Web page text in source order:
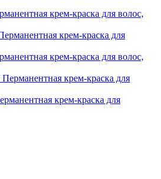
крем-краска для волос,
крем-краска для волос,
крем-краска для